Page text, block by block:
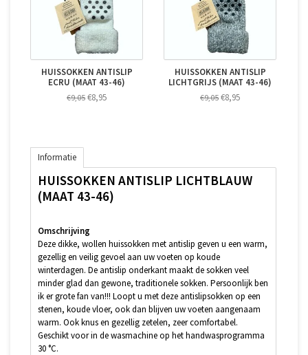
HUISSOKKEN ANTISLIP
ECRU (MAAT 43-46)
€9,05 €8,95
HUISSOKKEN ANTISLIP
LICHTGRIJS (MAAT 43-46)
€9,05 €8,95
Informatie
HUISSOKKEN ANTISLIP LICHTBLAUW
(MAAT 43-46)
Omschrijving
Deze dikke, wollen huissokken met antislip geven u een warm,
gezellig en veilig gevoel aan uw voeten op koude
winterdagen. De antislip onderkant maakt de sokken veel
minder glad dan gewone, traditionele sokken. Persoonlijk ben
ik er grote fan van!!! Loopt u met deze antislipsokken op een
stenen, koude vloer, ook dan blijven uw voeten aangenaam
warm. Ook knus en gezellig zetelen, zeer comfortabel.
Geschikt voor in de wasmachine op het handwasprogramma
30 °C.